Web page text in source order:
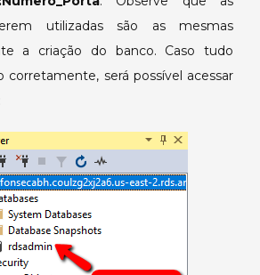
utilizadas são as mesmas
a criação do banco. Caso tudo
corretamente, será possível acessar